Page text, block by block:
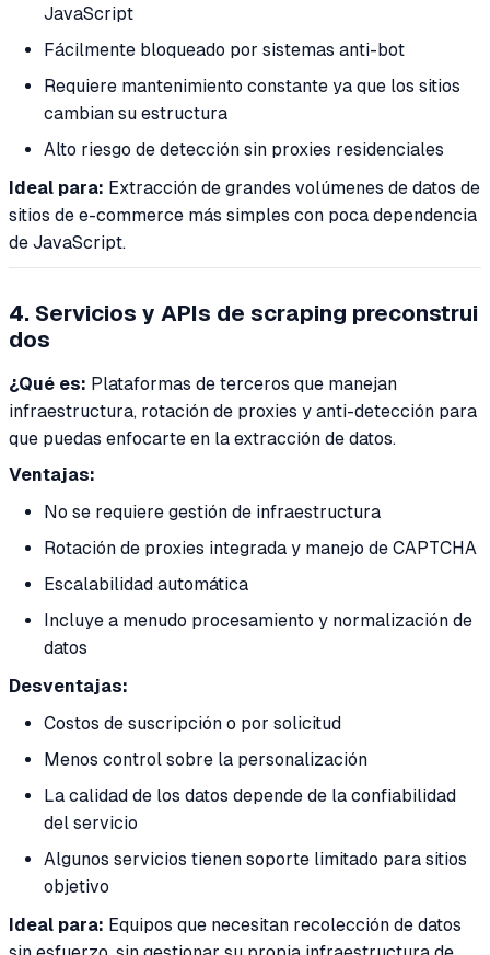
JavaScript
Fácilmente bloqueado por sistemas anti-bot
Requiere mantenimiento constante ya que los sitios
cambian su estructura
Alto riesgo de detección sin proxies residenciales
Ideal para: Extracción de grandes volúmenes de datos de
sitios de e-commerce más simples con poca dependencia
de JavaScript.
4. Servicios y APIs de scraping preconstrui
dos
¿Qué es: Plataformas de terceros que manejan
infraestructura, rotación de proxies y anti-detección para
que puedas enfocarte en la extracción de datos.
Ventajas:
No se requiere gestión de infraestructura
Rotación de proxies integrada y manejo de CAPTCHA
Escalabilidad automática
Incluye a menudo procesamiento y normalización de
datos
Desventajas:
Costos de suscripción o por solicitud
Menos control sobre la personalización
La calidad de los datos depende de la confiabilidad
del servicio
Algunos servicios tienen soporte limitado para sitios
objetivo
Ideal para: Equipos que necesitan recolección de datos